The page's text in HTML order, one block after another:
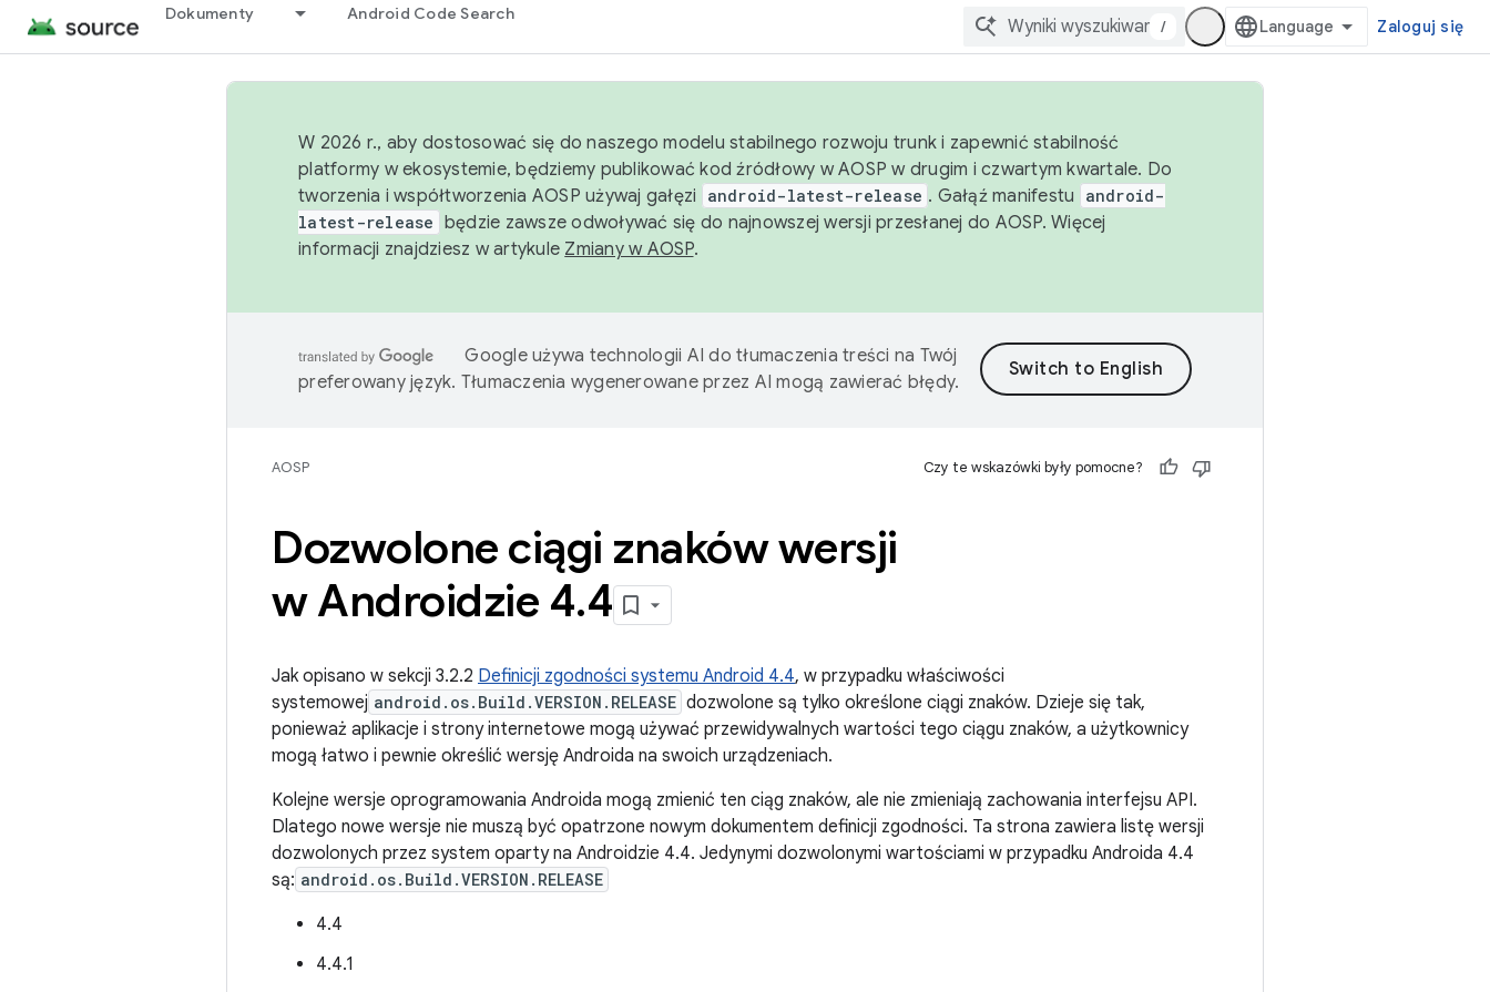
Dokumenty Android Code Search
/ Zaloguj się
W 2026 r., aby dostosować się do naszego modelu stabilnego rozwoju trunk i zapewnić stabilność
platformy w ekosystemie, będziemy publikować kod źródłowy w AOSP w drugim i czwartym kwartale. Do
tworzenia i współtworzenia AOSP używaj gałęzi
android-latest-release . Gałąź manifestu
android-
latest-release będzie zawsze odwoływać się do najnowszej wersji przesłanej do AOSP. Więcej
informacji znajdziesz w artykule Zmiany w AOSP.
Google używa technologii AI do tłumaczenia treści na Twój
preferowany język. Tłumaczenia wygenerowane przez AI mogą zawierać błędy.
AOSP Czy te wskazówki były pomocne?
Dozwolone ciągi znaków wersji
w Androidzie 4.4
Jak opisano w sekcji 3.2.2 Definicji zgodności systemu Android 4.4, w przypadku właściwości
systemowej android.os.Build.VERSION.RELEASE dozwolone są tylko określone ciągi znaków. Dzieje się tak,
ponieważ aplikacje i strony internetowe mogą używać przewidywalnych wartości tego ciągu znaków, a użytkownicy
mogą łatwo i pewnie określić wersję Androida na swoich urządzeniach.
Kolejne wersje oprogramowania Androida mogą zmienić ten ciąg znaków, ale nie zmieniają zachowania interfejsu API.
Dlatego nowe wersje nie muszą być opatrzone nowym dokumentem definicji zgodności. Ta strona zawiera listę wersji
dozwolonych przez system oparty na Androidzie 4.4. Jedynymi dozwolonymi wartościami w przypadku Androida 4.4
są: android.os.Build.VERSION.RELEASE
4.4
4.4.1